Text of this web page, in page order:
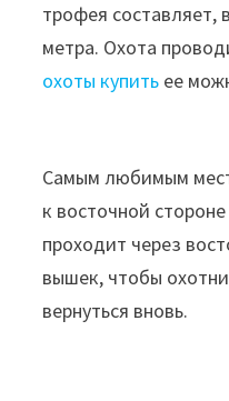
трофея составляет,
метра. Охота
охоты купить ее
Самым любимым
к восточной
проходит через
вышек, чтобы
вернуться вновь.